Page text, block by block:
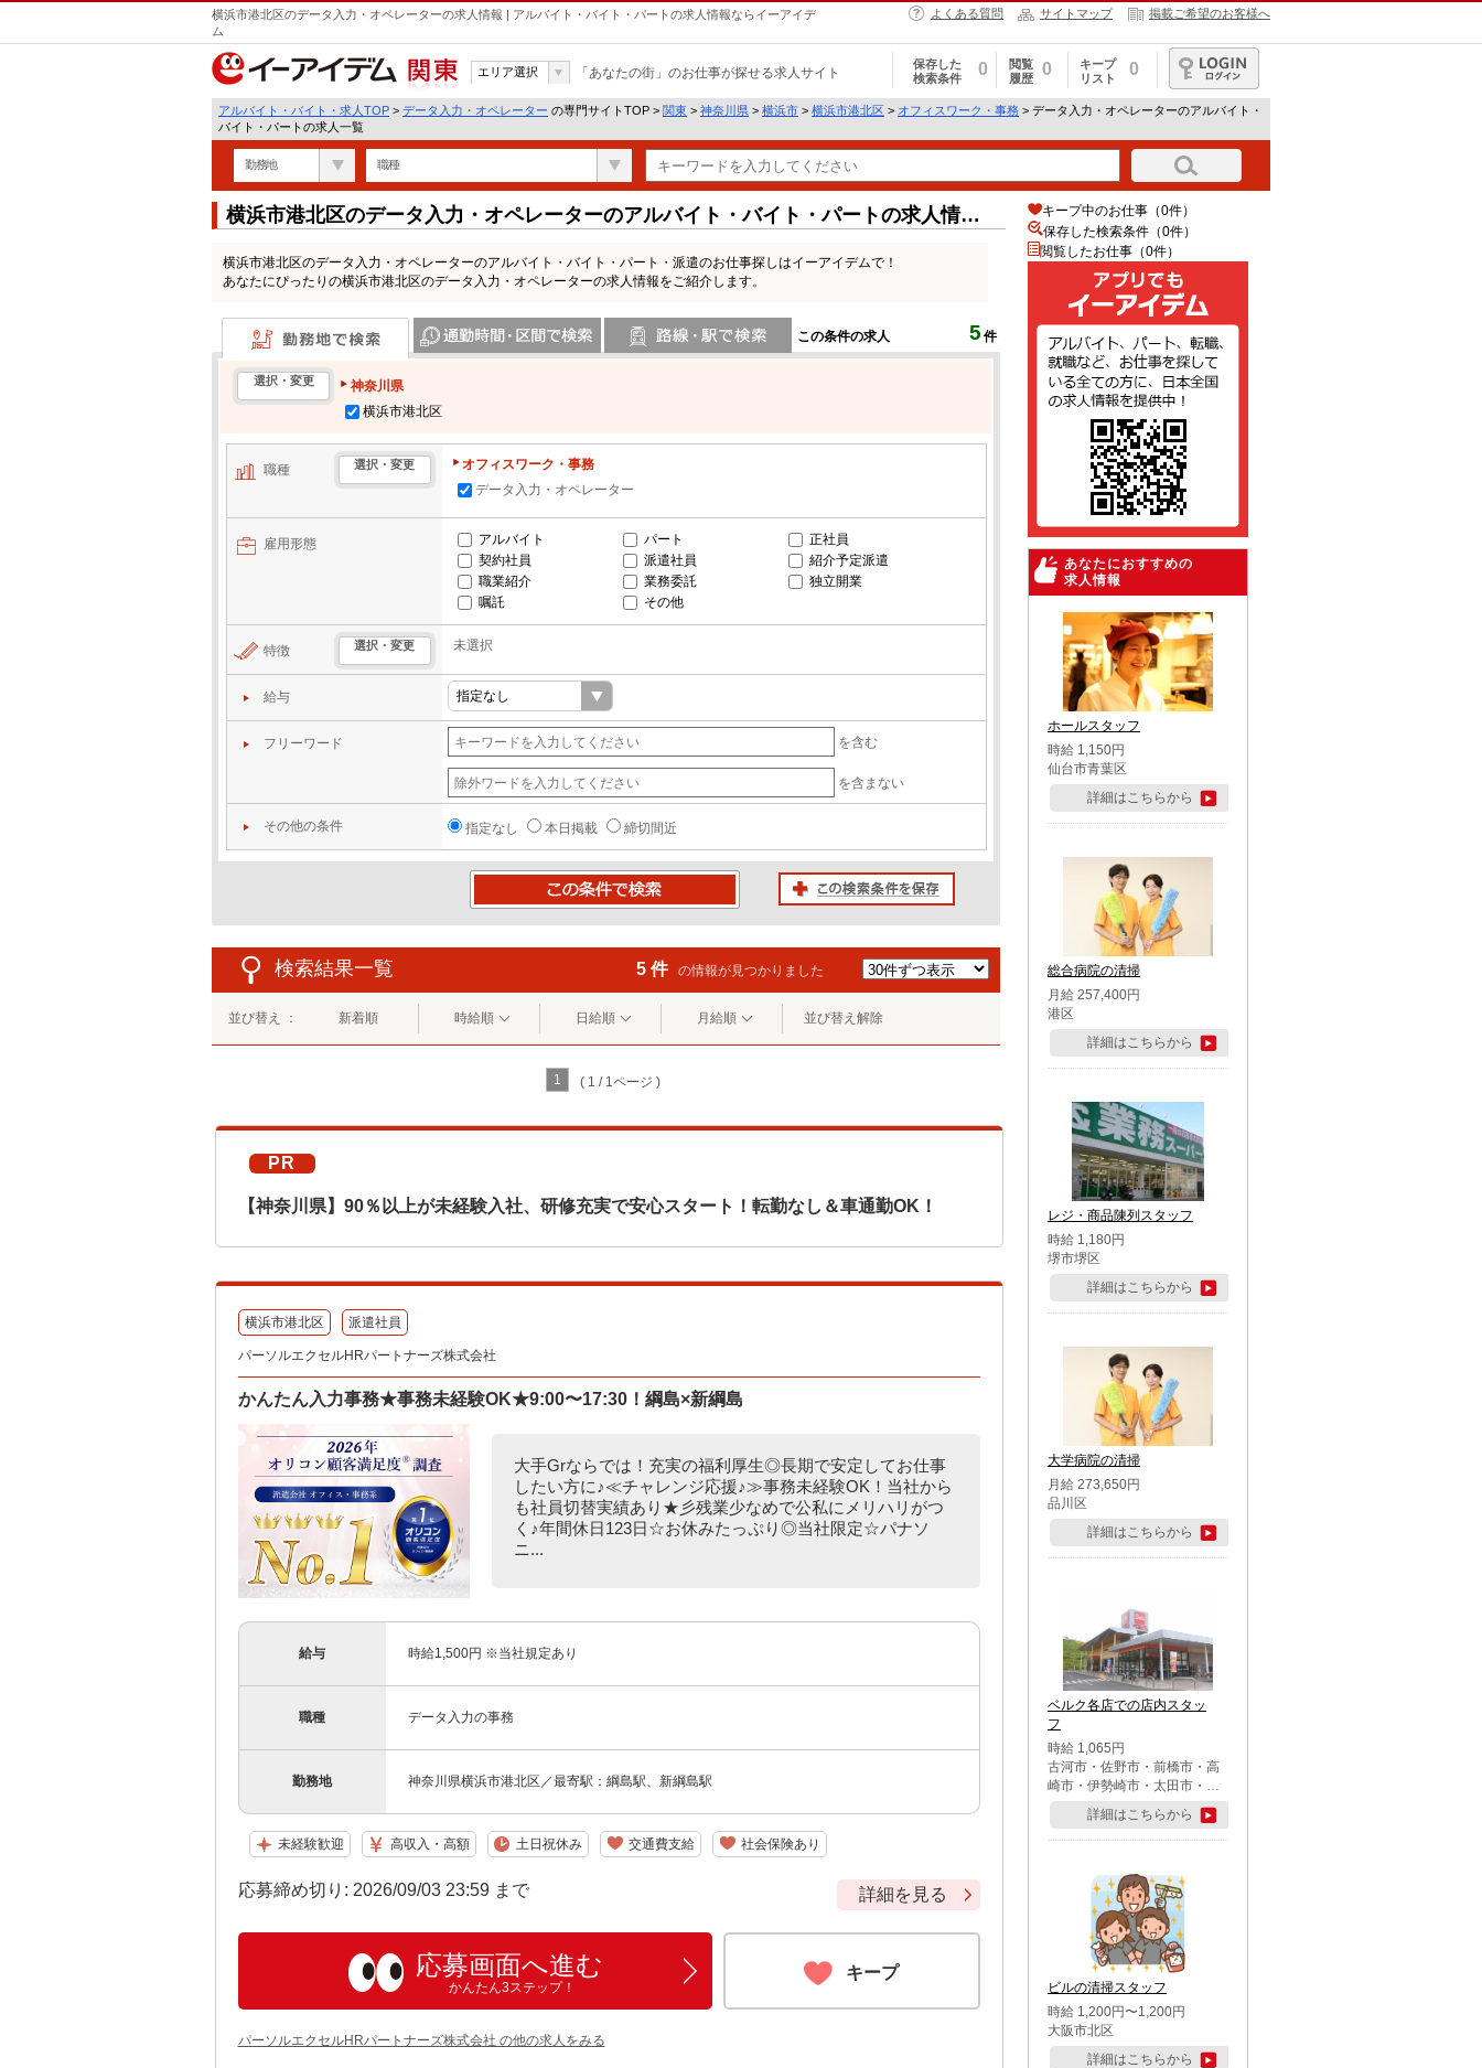
横浜市港北区のデータ入力・オペレーターの求人情報 | アルバイト・バイト・パートの求人情報ならイーアイデ
ム
よくある質問 サイトマップ 掲載ご希望のお客様へ
関東
エリア選択 「あなたの街」のお仕事が探せる求人サイト
保存した
検索条件
0
閲覧
履歴
0
キープ
リスト
0
ログイン
アルバイト・バイト・求人TOP > データ入力・オペレーター の専門サイトTOP > 関東 > 神奈川県 > 横浜市 > 横浜市港北区 > オフィスワーク・事務 > データ入力・オペレーターのアルバイト・
バイト・パートの求人一覧
勤務地 職種
横浜市港北区のデータ入力・オペレーターのアルバイト・バイト・パートの求人情報
横浜市港北区のデータ入力・オペレーターのアルバイト・バイト・パート・派遣のお仕事探しはイーアイデムで！
あなたにぴったりの横浜市港北区のデータ入力・オペレーターの求人情報をご紹介します。
この条件の求人 5 件
勤務地で検索
選択・変更
神奈川県
横浜市港北区
職種 選択・変更
オフィスワーク・事務
データ入力・オペレーター
雇用形態 アルバイト パート
正社員
契約社員
派遣社員
紹介予定派遣
職業紹介
業務委託
独立開業
嘱託
その他
特徴 選択・変更 未選択
給与
フリーワード を含む
を含まない
その他の条件 指定なし 本日掲載 締切間近
検索結果一覧 5 件 の情報が見つかりました
並び替え ： 新着順 時給順 日給順 月給順 並び替え解除
1 ( 1 / 1ページ )
PR
【神奈川県】90％以上が未経験入社、研修充実で安心スタート！転勤なし＆車通勤OK！
横浜市港北区 派遣社員
パーソルエクセルHRパートナーズ株式会社
かんたん入力事務★事務未経験OK★9:00〜17:30！綱島×新綱島
大手Grならでは！充実の福利厚生◎長期で安定してお仕事
したい方に♪≪チャレンジ応援♪≫事務未経験OK！当社から
も社員切替実績あり★彡残業少なめで公私にメリハリがつ
く♪年間休日123日☆お休みたっぷり◎当社限定☆パナソ
ニ...
給与 時給1,500円 ※当社規定あり
職種 データ入力の事務
勤務地 神奈川県横浜市港北区／最寄駅：綱島駅、新綱島駅
未経験歓迎 高収入・高額 土日祝休み 交通費支給 社会保険あり
応募締め切り: 2026/09/03 23:59 まで 詳細を見る
応募画面へ進む
かんたん3ステップ！
キープ
パーソルエクセルHRパートナーズ株式会社 の他の求人をみる
キープ中のお仕事（0件）
保存した検索条件（0件）
閲覧したお仕事（0件）
あなたにおすすめの
求人情報
ホールスタッフ
時給 1,150円
仙台市青葉区
詳細はこちらから
総合病院の清掃
月給 257,400円
港区
詳細はこちらから
レジ・商品陳列スタッフ
時給 1,180円
堺市堺区
詳細はこちらから
大学病院の清掃
月給 273,650円
品川区
詳細はこちらから
ベルク各店での店内スタッ
フ
時給 1,065円
古河市・佐野市・前橋市・高
崎市・伊勢崎市・太田市・館
林市・藤岡市・大泉町・さい
たま市北区・川越市・熊谷
市・行田市・秩父市・所沢
市・鶴ケ島市・千葉市中央
区・市川市・松戸市・習志野
市・柏市・流山市・八千代
市・足立区・江戸川区・八王
子市・町田市
詳細はこちらから
ビルの清掃スタッフ
時給 1,200円〜1,200円
大阪市北区
詳細はこちらから